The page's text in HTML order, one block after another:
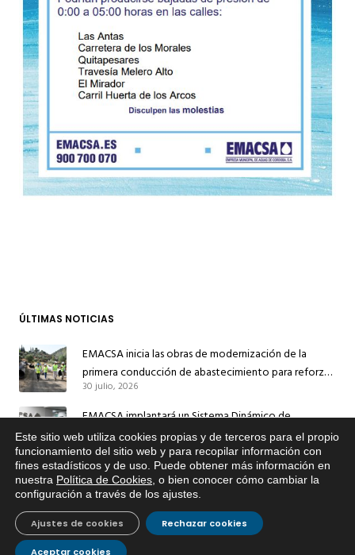
ÚLTIMAS NOTICIAS
EMACSA inicia las obras de modernización de la
primera conducción de abastecimiento para reforzar
el suministro de agua de Córdoba
30 julio, 2026
EMACSA implantará un Sistema Dinámico de
Adquisición para agilizar la contratación de obras en
sus redes e instalaciones
17 julio, 2026
EMACSA inicia hoy las obras de una nueva arteria de
abastecimiento y una red de agua no potable en
Ingeniero Ruiz de Azúa
13 julio, 2026
Caracterización ZA Córdoba Red Quemadas- 1ª Sem
Este sitio web utiliza cookies propias y de terceros para el propio
funcionamiento del sitio web y para recopilar información con
fines estadísticos y de uso. Puede obtener más información en
nuestra Política de Cookies , o bien conocer cómo cambiar la
configuración a través de los ajustes
Aceptar cookies
Rechazar cookies
Ajustes de cookies
Si tiene cualquier duda sobre
EMACSA, haga click abajo.